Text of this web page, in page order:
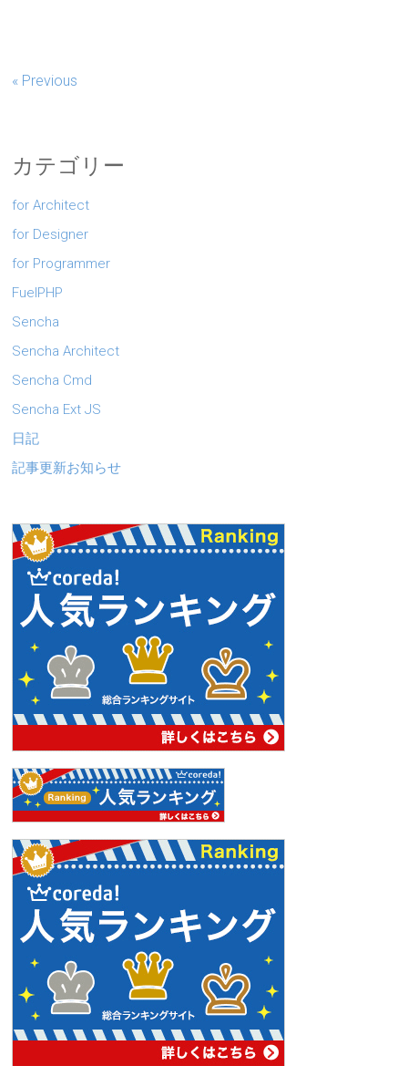
« Previous
カテゴリー
for Architect
for Designer
for Programmer
FuelPHP
Sencha
Sencha Architect
Sencha Cmd
Sencha Ext JS
日記
記事更新お知らせ